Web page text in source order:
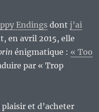
Endingsdont j’ai
en avril 2015, elle
énigmatique : « Too
par « Trop
et d’acheter